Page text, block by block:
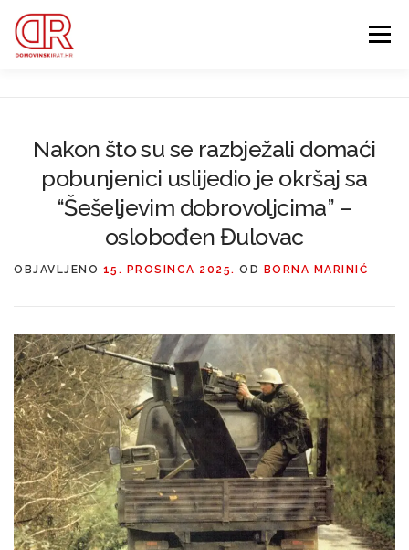
sadržaj
Izbornik
IZDVOJENE KATEGORIJE O MENI MEMBERSHIP
Nakon što su se razbježali domaći
pobunjenici uslijedio je okršaj sa
“Šešeljevim dobrovoljcima” –
oslobođen Đulovac
OBJAVLJENO 15. PROSINCA 2025. OD BORNA MARINIĆ